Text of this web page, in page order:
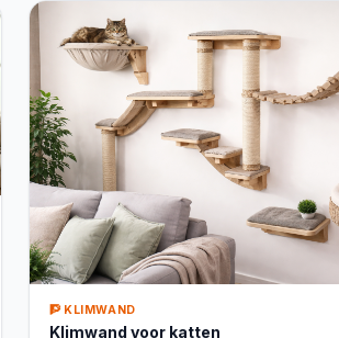
🧗 KLIMWAND
Klimwand voor katten